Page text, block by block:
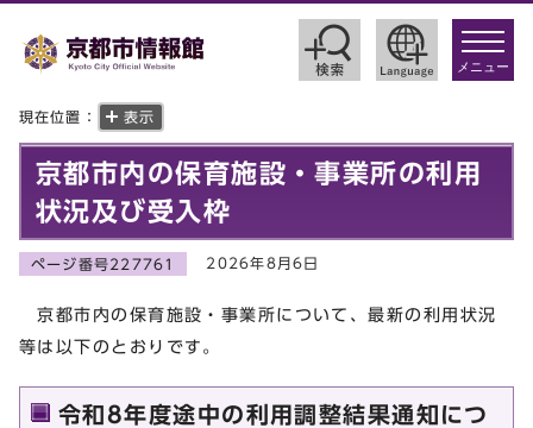
toggle
メニュー
現在位置： 表示
京都市内の保育施設・事業所の利用
状況及び受入枠
ページ番号227761 2026年8月6日
京都市内の保育施設・事業所について、最新の利用状況
等は以下のとおりです。
令和8年度途中の利用調整結果通知につ